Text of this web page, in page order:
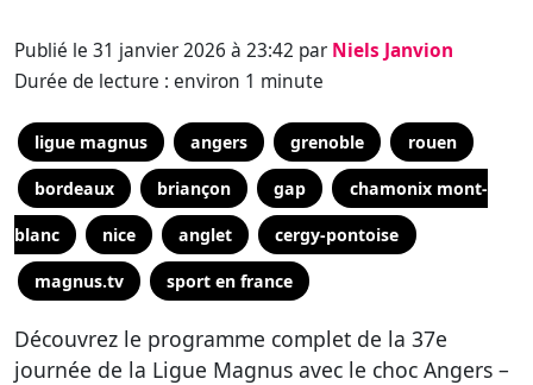
Publié le 31 janvier 2026 à 23:42 par Niels Janvion
Durée de lecture : environ 1 minute
ligue magnus angers grenoble rouen
bordeaux briançon gap chamonix mont-
blanc nice anglet cergy-pontoise
magnus.tv sport en france
Découvrez le programme complet de la 37e
journée de la Ligue Magnus avec le choc Angers –